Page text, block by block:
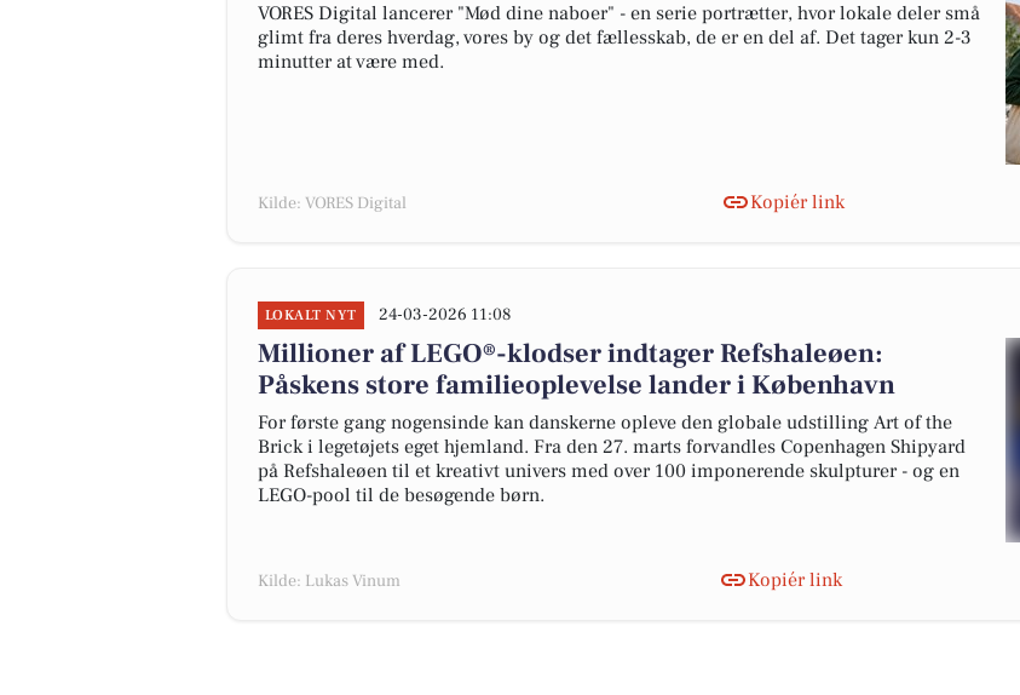
VORES Digital lancerer "Mød dine naboer" - en serie portrætter, hvor lokale deler små
glimt fra deres hverdag, vores by og det fællesskab, de er en del af. Det tager kun 2-3
minutter at være med.
Kilde: VORES Digital Kopiér link
LOKALT NYT 24-03-2026 11:08
Millioner af LEGO®-klodser indtager Refshaleøen:
Påskens store familieoplevelse lander i København
For første gang nogensinde kan danskerne opleve den globale udstilling Art of the
Brick i legetøjets eget hjemland. Fra den 27. marts forvandles Copenhagen Shipyard
på Refshaleøen til et kreativt univers med over 100 imponerende skulpturer - og en
LEGO-pool til de besøgende børn.
Kilde: Lukas Vinum Kopiér link